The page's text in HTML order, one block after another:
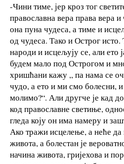
-Чини тиме, јер кроз тог
православна вера права вера и
она пуна чудеса, а тиме и
од чудеса. Тако и Острог
народи и исцељују се, али ето
будем мало под Острогом и
хришћани кажу ,, па нама се
чудо, а ето и ми смо болесни,
молимо?“. Али другче је кад
код православне светиње,
гледа коју он има намеру и
Ако тражи исцелење, а неће
живота, а болестан је
начина живота, гријехова и